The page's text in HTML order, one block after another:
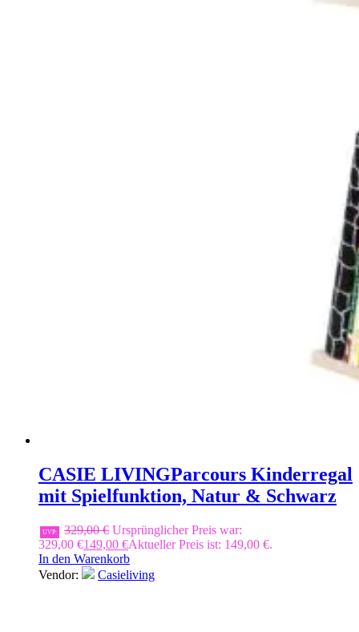
CASIE LIVINGParcours Kinderregal
mit Spielfunktion, Natur & Schwarz
UVP: 329,00€ Ursprünglicher Preis war:
329,00 €149,00 €Aktueller Preis ist: 149,00 €.
In den Warenkorb
Vendor:
Casieliving